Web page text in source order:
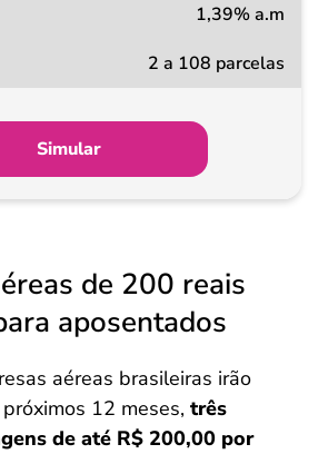
1,39% a.m
2 a 108 parcelas
Simular
de 200 reais
aposentados
aéreas brasileiras irão
12 meses, três
de até R$ 200,00 por